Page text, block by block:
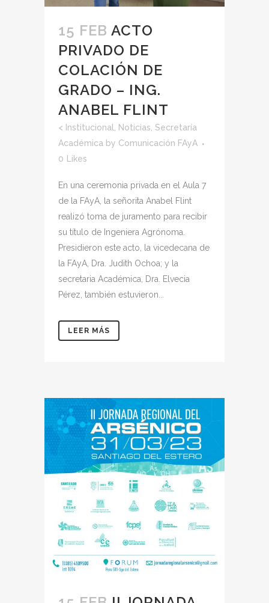
15 FEB ACTO
PRIVADO DE
COLACIÓN DE
GRADO – ING.
ANABEL FLINT
< Institucional Noticias Secretaría
Académica by Comunicación FAyA
0
Likes
En una ceremonia privada en el Aula 7
de la FAyA, la señorita Anabel Flint
realizó toma de juramento para recibir
su título de Ingeniera Agrónoma.
Presidieron este acto, la vicedecana de
la FAyA, Dra. Judith Ochoa; y la
secretaria Académica, Dra. Elvecia
Pérez, también estuvieron...
LEER MÁS